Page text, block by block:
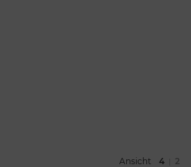
Ansicht 4 2